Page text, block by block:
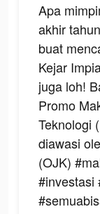
Apa
akhir
buat
Kejar
juga loh!
Promo
Teknologi
diawasi
(OJK)
#investasi